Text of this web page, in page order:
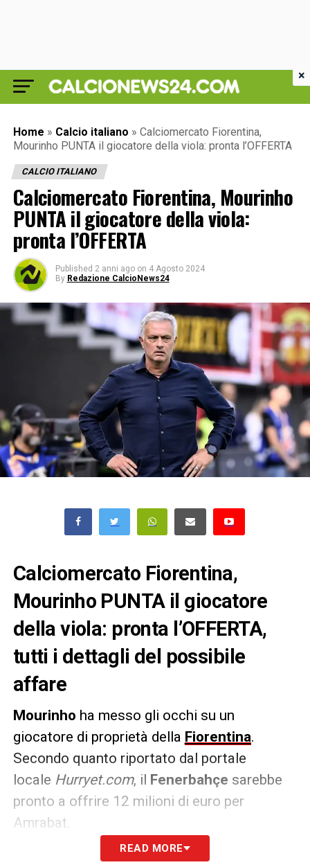
Home » Calcio italiano » Calciomercato Fiorentina,
Mourinho PUNTA il giocatore della viola: pronta l’OFFERTA
CALCIO ITALIANO
Calciomercato Fiorentina, Mourinho
PUNTA il giocatore della viola:
pronta l’OFFERTA
Published 2 anni ago on 4 Agosto 2024
By Redazione CalcioNews24
Calciomercato Fiorentina,
Mourinho PUNTA il giocatore
della viola: pronta l’OFFERTA,
tutti i dettagli del possibile
affare
Mourinho ha messo gli occhi su un
giocatore di proprietà della Fiorentina.
Secondo quanto riportato dal portale
locale Hurryet.com, il Fenerbahçe sarebbe
pronto a offrire 12 milioni di euro per
Amrabat.
Sfumato il trasferimento alManchester
READ MORE
×